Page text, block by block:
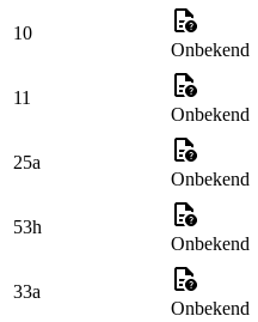
10
Onbekend
11
Onbekend
25a
Onbekend
53h
Onbekend
33a
Onbekend